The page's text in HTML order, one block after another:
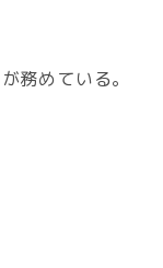
務めている。